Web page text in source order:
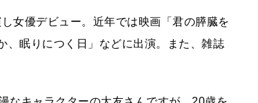
女優デビュー。近年では映画「君の膵臓を
眠りにつく日」などに出演。また、雑誌